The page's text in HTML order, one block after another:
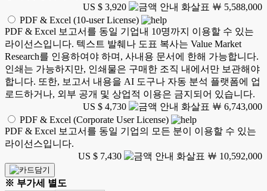
US $ 3,920
￦ 5,588,000
PDF & Excel (10-user License)
PDF & Excel 보고서를 동일 기업내 10명까지 이용할 수 있는
라이선스입니다. 텍스트 발췌나 도표 복사는 Value Market
Research를 인용하여야 하며, 사내용 문서에 한해 가능합니다.
인쇄는 가능하지만, 인쇄물은 구매한 조직 내에서만 보관해야
합니다. 또한, 보고서 내용을 AI 도구나 자동 분석 플랫폼에 업
로드하거나, 외부 공개 및 상업적 이용은 금지되어 있습니다.
US $ 4,730
￦ 6,743,000
PDF & Excel (Corporate User License)
PDF & Excel 보고서를 동일 기업의 모든 분이 이용할 수 있는
라이선스입니다.
US $ 7,430
￦ 10,592,000
※ 부가세 별도